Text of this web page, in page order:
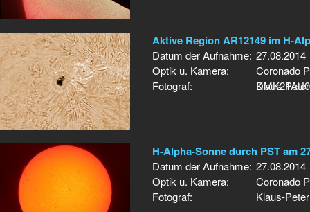
Aktive Region AR12149 im H-
Datum der Aufnahme: 27.08.2014
Optik u. Kamera:
Coronado
Fotograf: Klaus-
H-Alpha-Sonne durch PST am
Datum der Aufnahme: 27.08.2014
Optik u. Kamera:
Coronado
Fotograf:
Klaus-